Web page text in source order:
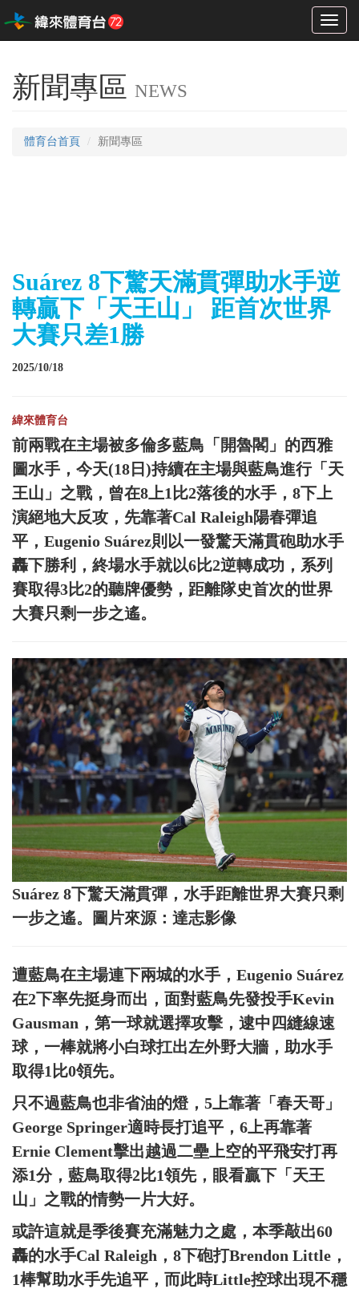
Toggle
新聞專區 NEWS
體育台首頁 新聞專區
Suárez 8下驚天滿貫彈助水手逆
轉贏下「天王山」 距首次世界
大賽只差1勝
2025/10/18
緯來體育台
前兩戰在主場被多倫多藍鳥「開魯閣」的西雅
圖水手，今天(18日)持續在主場與藍鳥進行「天
王山」之戰，曾在8上1比2落後的水手，8下上
演絕地大反攻，先靠著Cal Raleigh陽春彈追
平，Eugenio Suárez則以一發驚天滿貫砲助水手
轟下勝利，終場水手就以6比2逆轉成功，系列
賽取得3比2的聽牌優勢，距離隊史首次的世界
大賽只剩一步之遙。
Suárez 8下驚天滿貫彈，水手距離世界大賽只剩
一步之遙。圖片來源：達志影像
遭藍鳥在主場連下兩城的水手，Eugenio Suárez
在2下率先挺身而出，面對藍鳥先發投手Kevin
Gausman，第一球就選擇攻擊，逮中四縫線速
球，一棒就將小白球扛出左外野大牆，助水手
取得1比0領先。
只不過藍鳥也非省油的燈，5上靠著「春天哥」
George Springer適時長打追平，6上再靠著
Ernie Clement擊出越過二壘上空的平飛安打再
添1分，藍鳥取得2比1領先，眼看贏下「天王
山」之戰的情勢一片大好。
或許這就是季後賽充滿魅力之處，本季敲出60
轟的水手Cal Raleigh，8下砲打Brendon Little，
1棒幫助水手先追平，而此時Little控球出現不穩